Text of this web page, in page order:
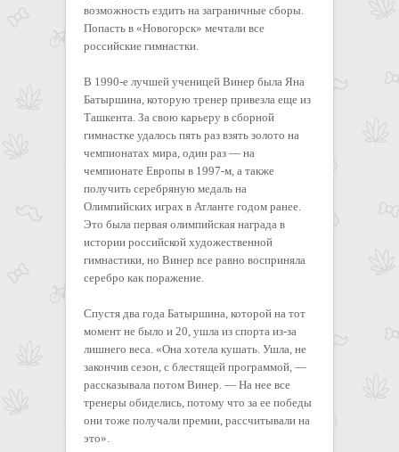
возможность ездить на заграничные сборы.
Попасть в «Новогорск» мечтали все
российские гимнастки.
В 1990-е лучшей ученицей Винер была Яна
Батыршина, которую тренер привезла еще из
Ташкента. За свою карьеру в сборной
гимнастке удалось пять раз взять золото на
чемпионатах мира, один раз — на
чемпионате Европы в 1997-м, а также
получить серебряную медаль на
Олимпийских играх в Атланте годом ранее.
Это была первая олимпийская награда в
истории российской художественной
гимнастики, но Винер все равно восприняла
серебро как поражение.
Спустя два года Батыршина, которой на тот
момент не было и 20, ушла из спорта из-за
лишнего веса. «Она хотела кушать. Ушла, не
закончив сезон, с блестящей программой, —
рассказывала потом Винер. — На нее все
тренеры обиделись, потому что за ее победы
они тоже получали премии, рассчитывали на
это».